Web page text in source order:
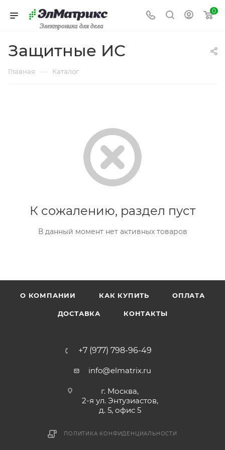
Электроника для дела
0
Защитные ИС
Главная — Каталог
К сожалению, раздел пуст
В данный момент нет активных товаров
О КОМПАНИИ КАК КУПИТЬ ОПЛАТА
ДОСТАВКА КОНТАКТЫ
+7 (977) 798-96-49
info@elmatrix.ru
г. Москва,
2-я ул. Энтузиастов,
д. 5, офис 5
ПОЛИТИКА КОНФИДЕНЦИАЛЬНОСТИ